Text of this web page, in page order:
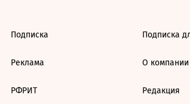
Подписка
Реклама
РФРИТ
Подписка
О компании
Редакция